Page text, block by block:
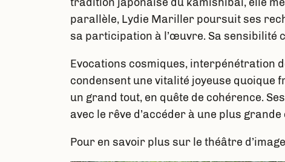
tradition japonaise du kamishibai, elle
parallèle, Lydie Mariller poursuit ses
sa participation à l’œuvre. Sa sensibilité
Evocations cosmiques, interpénétration
condensent une vitalité joyeuse quoique
un grand tout, en quête de cohérence.
avec le rêve d’accéder à une plus
Pour en savoir plus sur le théâtre